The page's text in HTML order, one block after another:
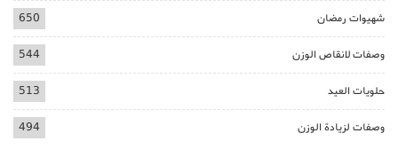
شهيوات رمضان 650
وصفات لانقاص الوزن 544
حلويات العيد 513
وصفات لزيادة الوزن 494